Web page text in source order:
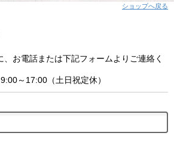
ショップへ戻る
お電話または下記フォームよりご連絡く
～17:00（土日祝定休）